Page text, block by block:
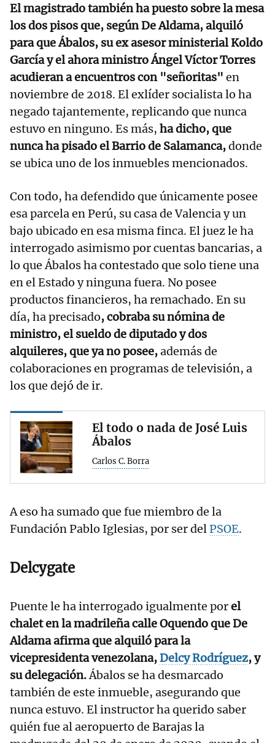
El magistrado también ha puesto sobre la mesa
los dos pisos que, según De Aldama, alquiló
para que Ábalos, su ex asesor ministerial Koldo
García y el ahora ministro Ángel Víctor Torres
acudieran a encuentros con "señoritas" en
noviembre de 2018. El exlíder socialista lo ha
negado tajantemente, replicando que nunca
estuvo en ninguno. Es más, ha dicho, que
nunca ha pisado el Barrio de Salamanca,donde
se ubica uno de los inmuebles mencionados.
Con todo, ha defendido que únicamente posee
esa parcela en Perú, su casa de Valencia y un
bajo ubicado en esa misma finca. El juez le ha
interrogado asimismo por cuentas bancarias, a
lo que Ábalos ha contestado que solo tiene una
en el Estado y ninguna fuera. No posee
productos financieros, ha remachado. En su
día, ha precisado, cobraba su nómina de
ministro, el sueldo de diputado y dos
alquileres, que ya no posee,además de
colaboraciones en programas de televisión, a
los que dejó de ir.
El todo o nada de José Luis
Ábalos
Carlos C. Borra
A eso ha sumado que fue miembro de la
Fundación Pablo Iglesias, por ser delPSOE.
Delcygate
Puente le ha interrogado igualmente porel
chalet en la madrileña calle Oquendo que De
Aldama afirma que alquiló para la
vicepresidenta venezolana,Delcy Rodríguez, y
su delegación.Ábalos se ha desmarcado
también de este inmueble, asegurando que
nunca estuvo. El instructor ha querido saber
quién fue al aeropuerto de Barajas la